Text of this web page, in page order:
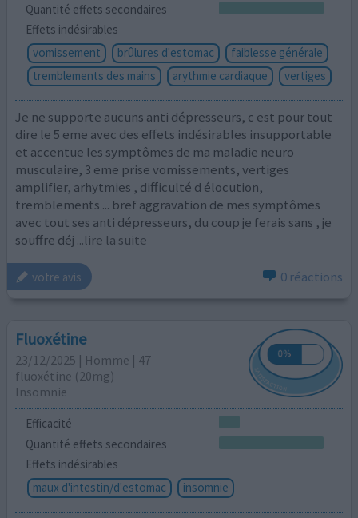
Quantité effets secondaires
Effets indésirables
vomissement
brûlures d'estomac
faiblesse générale
tremblements des mains
arythmie cardiaque vertiges
Je ne supporte aucuns anti dépresseurs, c est pour tout
dire le 5 eme avec des effets indésirables insupportable
et accentue les symptômes de ma maladie neuro
musculaire, 3 eme prise vomissements, vertiges
amplifier, arhytmies , difficulté d élocution,
tremblements ... bref aggravation de mes symptômes
avec tout ses anti dépresseurs, du coup je ferais sans , je
souffre déj ...lire la suite
votre avis 0 réactions
Fluoxétine
23/12/2025 | Homme | 47
fluoxétine (20mg)
Insomnie
Efficacité
Quantité effets secondaires
Effets indésirables
maux d'intestin/d'estomac
insomnie